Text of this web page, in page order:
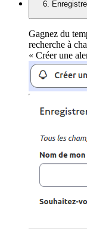
6.
Gagnez du
recherche à
« Créer une